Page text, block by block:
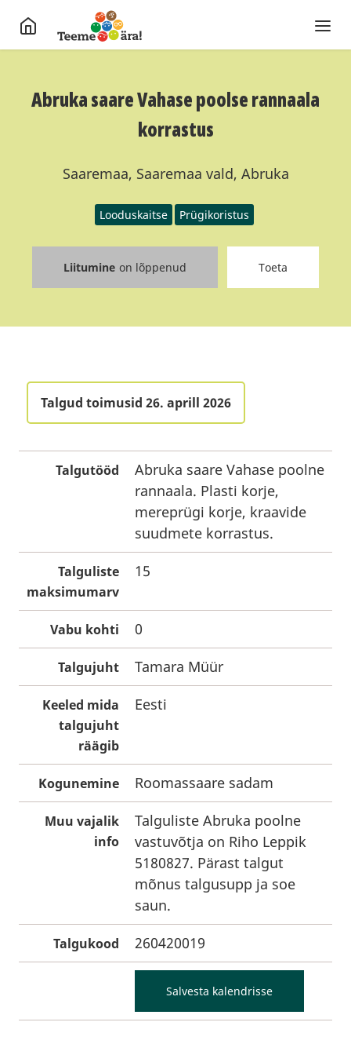
Abruka saare Vahase poolse rannaala
korrastus
Saaremaa, Saaremaa vald, Abruka
Looduskaitse Prügikoristus
Liitumine on lõppenud Toeta
Talgud toimusid 26. aprill 2026
Talgutööd
Abruka saare Vahase poolne
rannaala. Plasti korje,
mereprügi korje, kraavide
suudmete korrastus.
Talguliste
maksimumarv
15
Vabu kohti 0
Talgujuht Tamara Müür
Keeled mida
talgujuht
räägib
Eesti
Kogunemine Roomassaare sadam
Muu vajalik
info
Talguliste Abruka poolne
vastuvõtja on Riho Leppik
5180827. Pärast talgut
mõnus talgusupp ja soe
saun.
Talgukood 260420019
Salvesta kalendrisse